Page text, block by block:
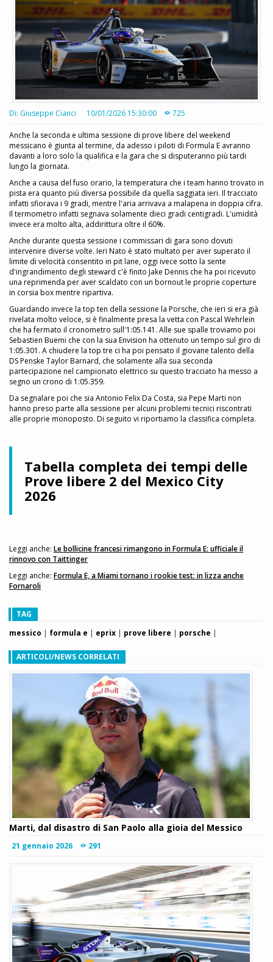
Di: Giuseppe Cianci 10/01/2026 15:30:00 725
Anche la seconda e ultima sessione di prove libere del weekend
messicano è giunta al termine, da adesso i piloti di Formula E avranno
davanti a loro solo la qualifica e la gara che si disputeranno più tardi
lungo la giornata.
Anche a causa del fuso orario, la temperatura che i team hanno trovato in
pista era quanto più diversa possibile da quella saggiata ieri. Il tracciato
infatti sfiorava i 9 gradi, mentre l'aria arrivava a malapena in doppia cifra.
Il termometro infatti segnava solamente dieci gradi centigradi. L'umidità
invece era molto alta, addirittura oltre il 60%.
Anche durante questa sessione i commissari di gara sono dovuti
intervenire diverse volte. Ieri Nato è stato multato per aver superato il
limite di velocità consentito in pit lane, oggi ivece sotto la sente
d'ingrandimento degli steward c'è finito Jake Dennis che ha poi ricevuto
una reprimenda per aver scaldato con un bornout le proprie coperture
in corsia box mentre ripartiva.
Guardando invece la top ten della sessione la Porsche, che ieri si era già
rivelata molto veloce, si è finalmente presa la vetta con Pascal Wehrlein
che ha fermato il cronometro sull'1:05.141. Alle sue spalle troviamo poi
Sebastien Buemi che con la sua Envision ha ottenuto un tempo sul giro di
1:05.301. A chiudere la top tre ci ha poi pensato il giovane talento della
DS Penske Taylor Barnard, che solamente alla sua seconda
partecipazione nel campionato elettrico su questo tracciato ha messo a
segno un crono di 1:05.359.
Da segnalare poi che sia Antonio Felix Da Costa, sia Pepe Marti non
hanno preso parte alla sessione per alcuni problemi tecnici riscontrati
alle proprie monoposto. Di seguito vi riportiamo la classifica completa.
Tabella completa dei tempi delle
Prove libere 2 del Mexico City
2026
Leggi anche: Le bollicine francesi rimangono in Formula E: ufficiale il
rinnovo con Taittinger
Leggi anche: Formula E, a Miami tornano i rookie test: in lizza anche
Fornaroli
TAG
messico | formula e | eprix | prove libere | porsche |
ARTICOLI/NEWS CORRELATI
Marti, dal disastro di San Paolo alla gioia del Messico
21 gennaio 2026 291